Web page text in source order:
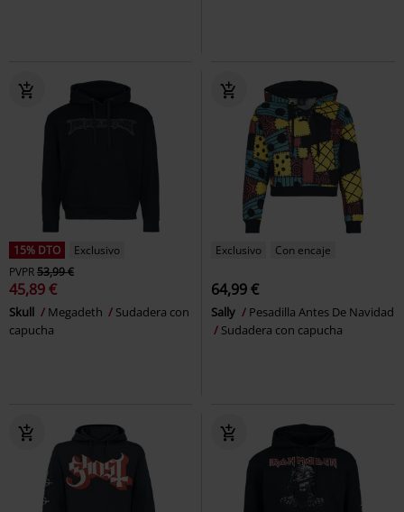
15% DTO
Exclusivo
PVPR53,99 €
45,89 €
Skull Megadeth
Sudadera con
capucha
Exclusivo Con encaje
64,99 €
Sally
Pesadilla Antes De Navidad
Sudadera con capucha